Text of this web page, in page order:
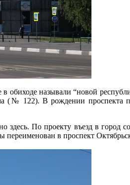
называли “новой
(№ 122). В рождении проспекта
По проекту въезд в
в проспект